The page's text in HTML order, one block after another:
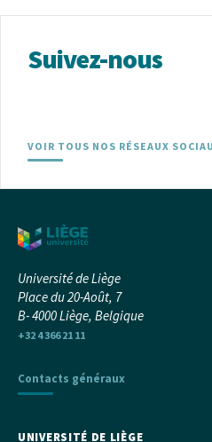
Suivez-nous
VOIR TOUS NOS RÉSEAUX
Université de Liège
Place du 20-Août, 7
B- 4000 Liège, Belgique
+32 4 366 21 11
Contacts généraux
UNIVERSITÉ DE LIÈGE